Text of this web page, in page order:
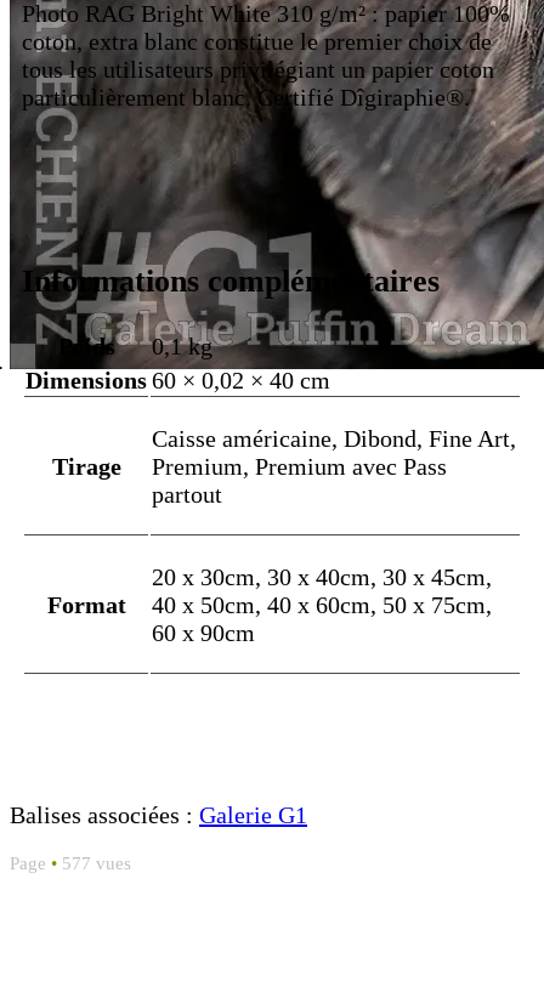
Photo RAG Bright White 310 g/m² : papier 100%
coton, extra blanc constitue le premier choix de
tous les utilisateurs privilégiant un papier coton
particulièrement blanc. Certifié Dîgiraphie®.
Informations complémentaires
Poids
0,1 kg
Dimensions60 × 0,02 × 40 cm
Tirage
Caisse américaine, Dibond, Fine Art,
Premium, Premium avec Pass
partout
Format
20 x 30cm, 30 x 40cm, 30 x 45cm,
40 x 50cm, 40 x 60cm, 50 x 75cm,
60 x 90cm
Balises associées : Galerie G1
Page • 577 vues